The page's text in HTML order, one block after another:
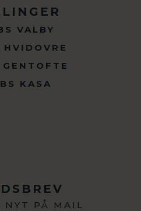
VALBY
HVIDOVRE
KASA
NYT PÅ MAIL